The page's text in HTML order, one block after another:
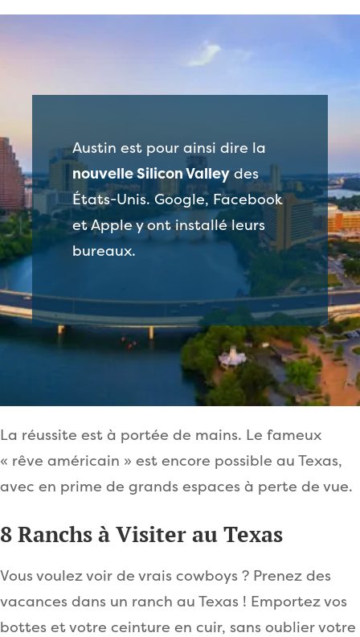
Austin est pour ainsi dire la
nouvelle Silicon Valleydes
États-Unis. Google, Facebook
et Apple y ont installé leurs
bureaux.
La réussite est à portée de mains. Le fameux
« rêve américain » est encore possible au Texas,
avec en prime de grands espaces à perte de vue.
8 Ranchs à Visiter au Texas
Vous voulez voir de vrais cowboys ? Prenez des
vacances dans un ranch au Texas ! Emportez vos
bottes et votre ceinture en cuir, sans oublier votre